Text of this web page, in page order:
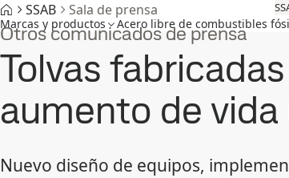
Marcas y productos Acero libre de combustibles
SSAB Sala de prensa
Otros comunicados de prensa
Tolvas
aumento de
Nuevo diseño de equipos,